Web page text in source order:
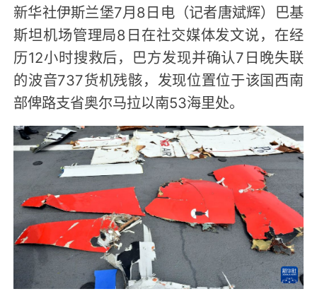
新华社伊斯兰堡7月8日电（记者唐斌辉）巴基
斯坦机场管理局8日在社交媒体发文说，在经
历12小时搜救后，巴方发现并确认7日晚失联
的波音737货机残骸，发现位置位于该国西南
部俾路支省奥尔马拉以南53海里处。